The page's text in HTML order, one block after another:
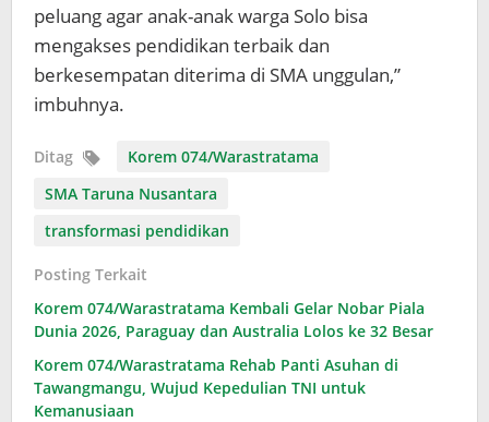
peluang agar anak-anak warga Solo bisa
mengakses pendidikan terbaik dan
berkesempatan diterima di SMA unggulan,”
imbuhnya.
Ditag
Korem 074/Warastratama
SMA Taruna Nusantara
transformasi pendidikan
Posting Terkait
Korem 074/Warastratama Kembali Gelar Nobar Piala
Dunia 2026, Paraguay dan Australia Lolos ke 32 Besar
Korem 074/Warastratama Rehab Panti Asuhan di
Tawangmangu, Wujud Kepedulian TNI untuk
Kemanusiaan